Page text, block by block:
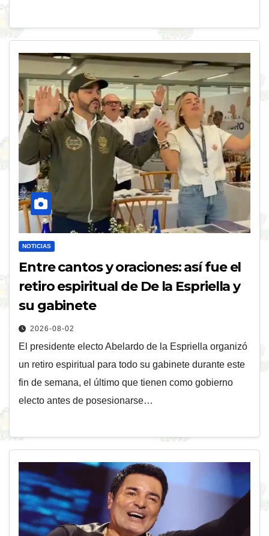
NOTICIAS
Entre cantos y oraciones: así fue el
retiro espiritual de De la Espriella y
su gabinete
2026-08-02
El presidente electo Abelardo de la Espriella organizó
un retiro espiritual para todo su gabinete durante este
fin de semana, el último que tienen como gobierno
electo antes de posesionarse…